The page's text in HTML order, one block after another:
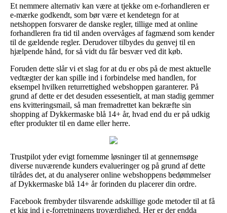
Et nemmere alternativ kan være at tjekke om e-forhandleren er
e-mærke godkendt, som bør være et kendetegn for at
netshoppen forsvarer de danske regler, tillige med at online
forhandleren fra tid til anden overvåges af fagmænd som kender
til de gældende regler. Derudover tilbydes du genvej til en
hjælpende hånd, for så vidt du får besvær ved dit køb.
Foruden dette slår vi et slag for at du er obs på de mest aktuelle
vedtægter der kan spille ind i forbindelse med handlen, for
eksempel hvilken returrettighed webshoppen garanterer. På
grund af dette er det desuden essesentielt, at man stadig gemmer
ens kvitteringsmail, så man fremadrettet kan bekræfte sin
shopping af Dykkermaske blå 14+ år, hvad end du er på udkig
efter produkter til en dame eller herre.
Trustpilot yder evigt fornemme løsninger til at gennemsøge
diverse nuværende kunders evalueringer og på grund af dette
tilrådes det, at du analyserer online webshoppens bedømmelser
af Dykkermaske blå 14+ år forinden du placerer din ordre.
Facebook frembyder tilsvarende adskillige gode metoder til at få
et kig ind i e-forretningens troværdighed. Her er der endda